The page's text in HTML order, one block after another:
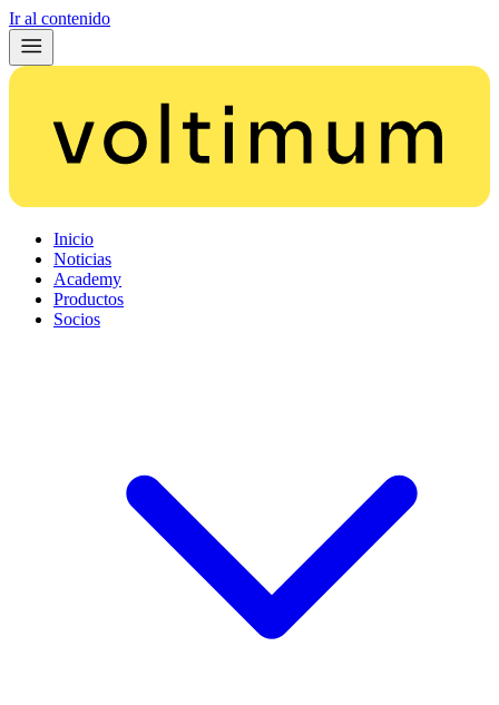
Ir al contenido
Inicio
Noticias
Academy
Productos
Socios